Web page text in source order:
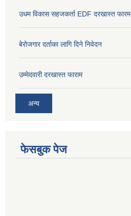
उधम विकास सहजकर्ता EDF दरखास्त फारम
बेरोजगार दर्ताका लागि दिने निवेदन
उम्मेदवारी दरखास्त फाराम
अन्य
फेसबुक पेज